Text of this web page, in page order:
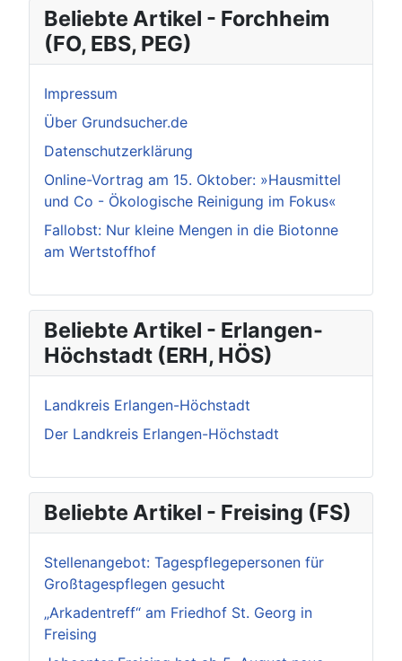
Beliebte Artikel - Forchheim
(FO, EBS, PEG)
Impressum
Über Grundsucher.de
Datenschutzerklärung
Online-Vortrag am 15. Oktober: »Hausmittel
und Co - Ökologische Reinigung im Fokus«
Fallobst: Nur kleine Mengen in die Biotonne
am Wertstoffhof
Beliebte Artikel - Erlangen-
Höchstadt (ERH, HÖS)
Landkreis Erlangen-Höchstadt
Der Landkreis Erlangen-Höchstadt
Beliebte Artikel - Freising (FS)
Stellenangebot: Tagespflegepersonen für
Großtagespflegen gesucht
„Arkadentreff“ am Friedhof St. Georg in
Freising